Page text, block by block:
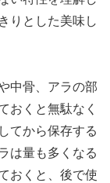
りとした美味し
中骨、アラの部
おくと無駄なく
てから保存する
は量も多くなる
おくと、後で使